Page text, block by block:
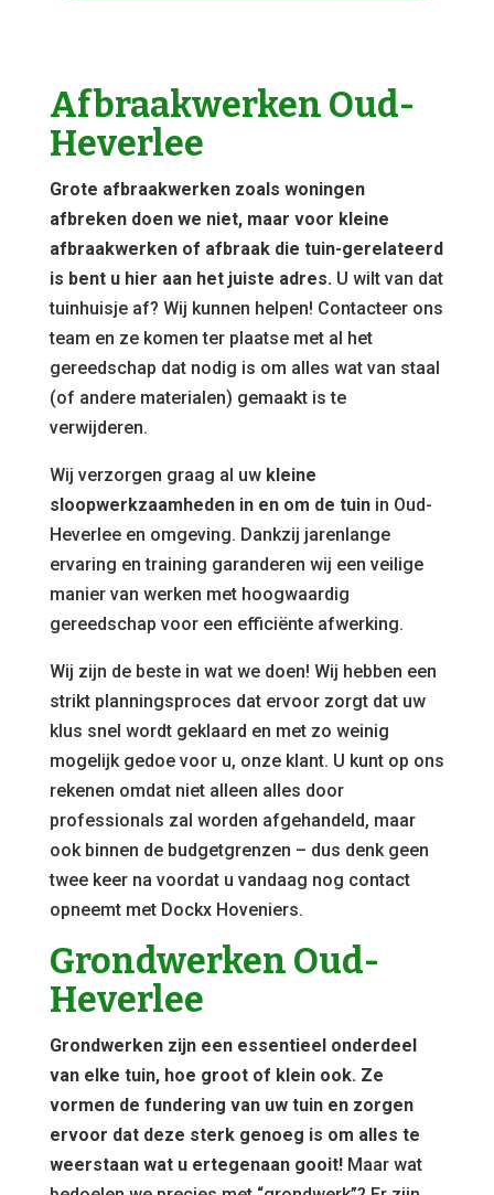
Afbraakwerken Oud-
Heverlee
Grote afbraakwerken zoals woningen
afbreken doen we niet, maar voor kleine
afbraakwerken of afbraak die tuin-gerelateerd
is bent u hier aan het juiste adres.U wilt van dat
tuinhuisje af? Wij kunnen helpen! Contacteer ons
team en ze komen ter plaatse met al het
gereedschap dat nodig is om alles wat van staal
(of andere materialen) gemaakt is te
verwijderen.
Wij verzorgen graag al uw kleine
sloopwerkzaamheden in en om de tuinin Oud-
Heverlee en omgeving. Dankzij jarenlange
ervaring en training garanderen wij een veilige
manier van werken met hoogwaardig
gereedschap voor een efficiënte afwerking.
Wij zijn de beste in wat we doen! Wij hebben een
strikt planningsproces dat ervoor zorgt dat uw
klus snel wordt geklaard en met zo weinig
mogelijk gedoe voor u, onze klant. U kunt op ons
rekenen omdat niet alleen alles door
professionals zal worden afgehandeld, maar
ook binnen de budgetgrenzen – dus denk geen
twee keer na voordat u vandaag nog contact
opneemt met Dockx Hoveniers.
Grondwerken Oud-
Heverlee
Grondwerken zijn een essentieel onderdeel
van elke tuin, hoe groot of klein ook. Ze
vormen de fundering van uw tuin en zorgen
ervoor dat deze sterk genoeg is om alles te
weerstaan wat u ertegenaan gooit!Maar wat